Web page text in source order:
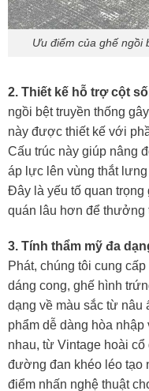
Ưu điểm của ghế ngồi
2. Thiết kế hỗ trợ cột
ngồi bệt truyền thống
này được thiết kế với
Cấu trúc này giúp nâng
áp lực lên vùng thắt
Đây là yếu tố quan
quán lâu hơn để thưởng
3. Tính thẩm mỹ đa
Phát, chúng tôi cung
dáng cong, ghế hình
dạng về màu sắc từ nâu
phẩm dễ dàng hòa
nhau, từ Vintage hoài
đường đan khéo léo tạo
điểm nhấn nghệ thuật